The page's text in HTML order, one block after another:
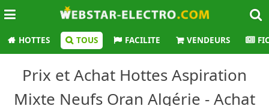
HOTTES TOUS FACILITE VENDEURS
Prix et Achat Hottes Aspiration
Mixte Neufs Oran Algérie - Achat